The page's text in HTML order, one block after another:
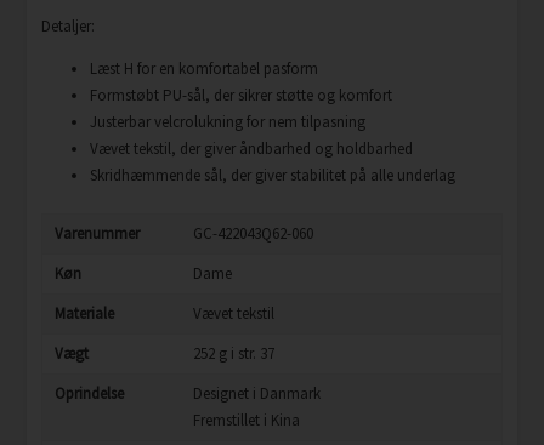
Detaljer:
Læst H for en komfortabel pasform
Formstøbt PU-sål, der sikrer støtte og komfort
Justerbar velcrolukning for nem tilpasning
Vævet tekstil, der giver åndbarhed og holdbarhed
Skridhæmmende sål, der giver stabilitet på alle underlag
Varenummer
GC-422043Q62-060
Køn
Dame
Materiale
Vævet tekstil
Vægt
252 g i str. 37
Oprindelse
Designet i Danmark
Fremstillet i Kina